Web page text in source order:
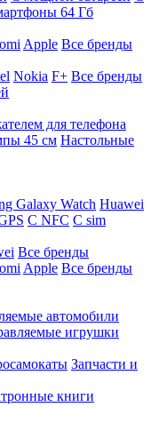
64 Гб
Apple Все бренды
Nokia F+ Все бренды
для телефона
45 см Настольные
Galaxy Watch Huawei
C NFC C sim
Все бренды
Apple Все бренды
автомобили
игрушки
Запчасти и
книги